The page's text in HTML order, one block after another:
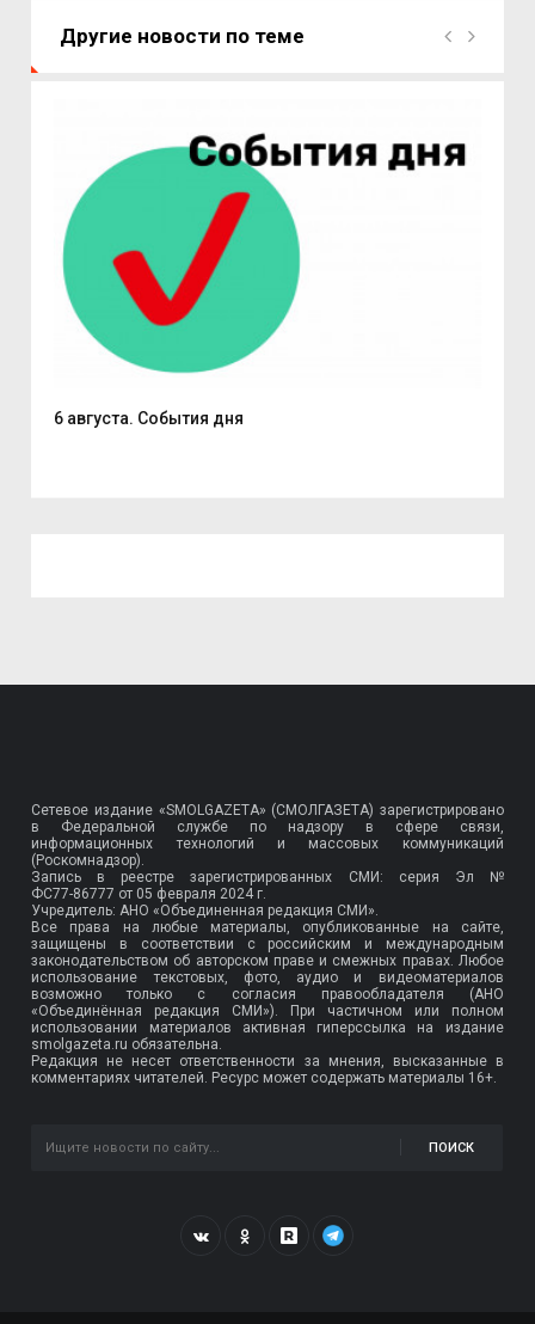
Другие новости по теме
6 августа. События дня
Сетевое издание «SMOLGAZETA» (СМОЛГАЗЕТА) зарегистрировано
в Федеральной службе по надзору в сфере связи,
информационных технологий и массовых коммуникаций
(Роскомнадзор).
Запись в реестре зарегистрированных СМИ: серия Эл №
ФС77-86777 от 05 февраля 2024 г.
Учредитель: АНО «Объединенная редакция СМИ».
Все права на любые материалы, опубликованные на сайте,
защищены в соответствии с российским и международным
законодательством об авторском праве и смежных правах. Любое
использование текстовых, фото, аудио и видеоматериалов
возможно только с согласия правообладателя (АНО
«Объединённая редакция СМИ»). При частичном или полном
использовании материалов активная гиперссылка на издание
smolgazeta.ru обязательна.
Редакция не несет ответственности за мнения, высказанные в
комментариях читателей. Ресурс может содержать материалы 16+.
ПОИСК